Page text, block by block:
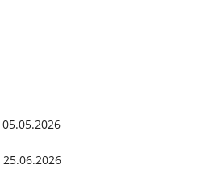
05.05.2026
25.06.2026